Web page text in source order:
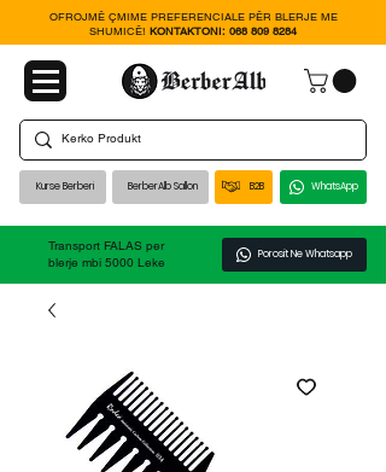
OFROJMË ÇMIME PREFERENCIALE PËR BLERJE ME
SHUMICË! KONTAKTONI: 068 809 8284
Kurse Berberi BerberAlb Sallon B2B WhatsApp
Transport FALAS per
blerje mbi 5000 Leke
Porosit Ne Whatsapp